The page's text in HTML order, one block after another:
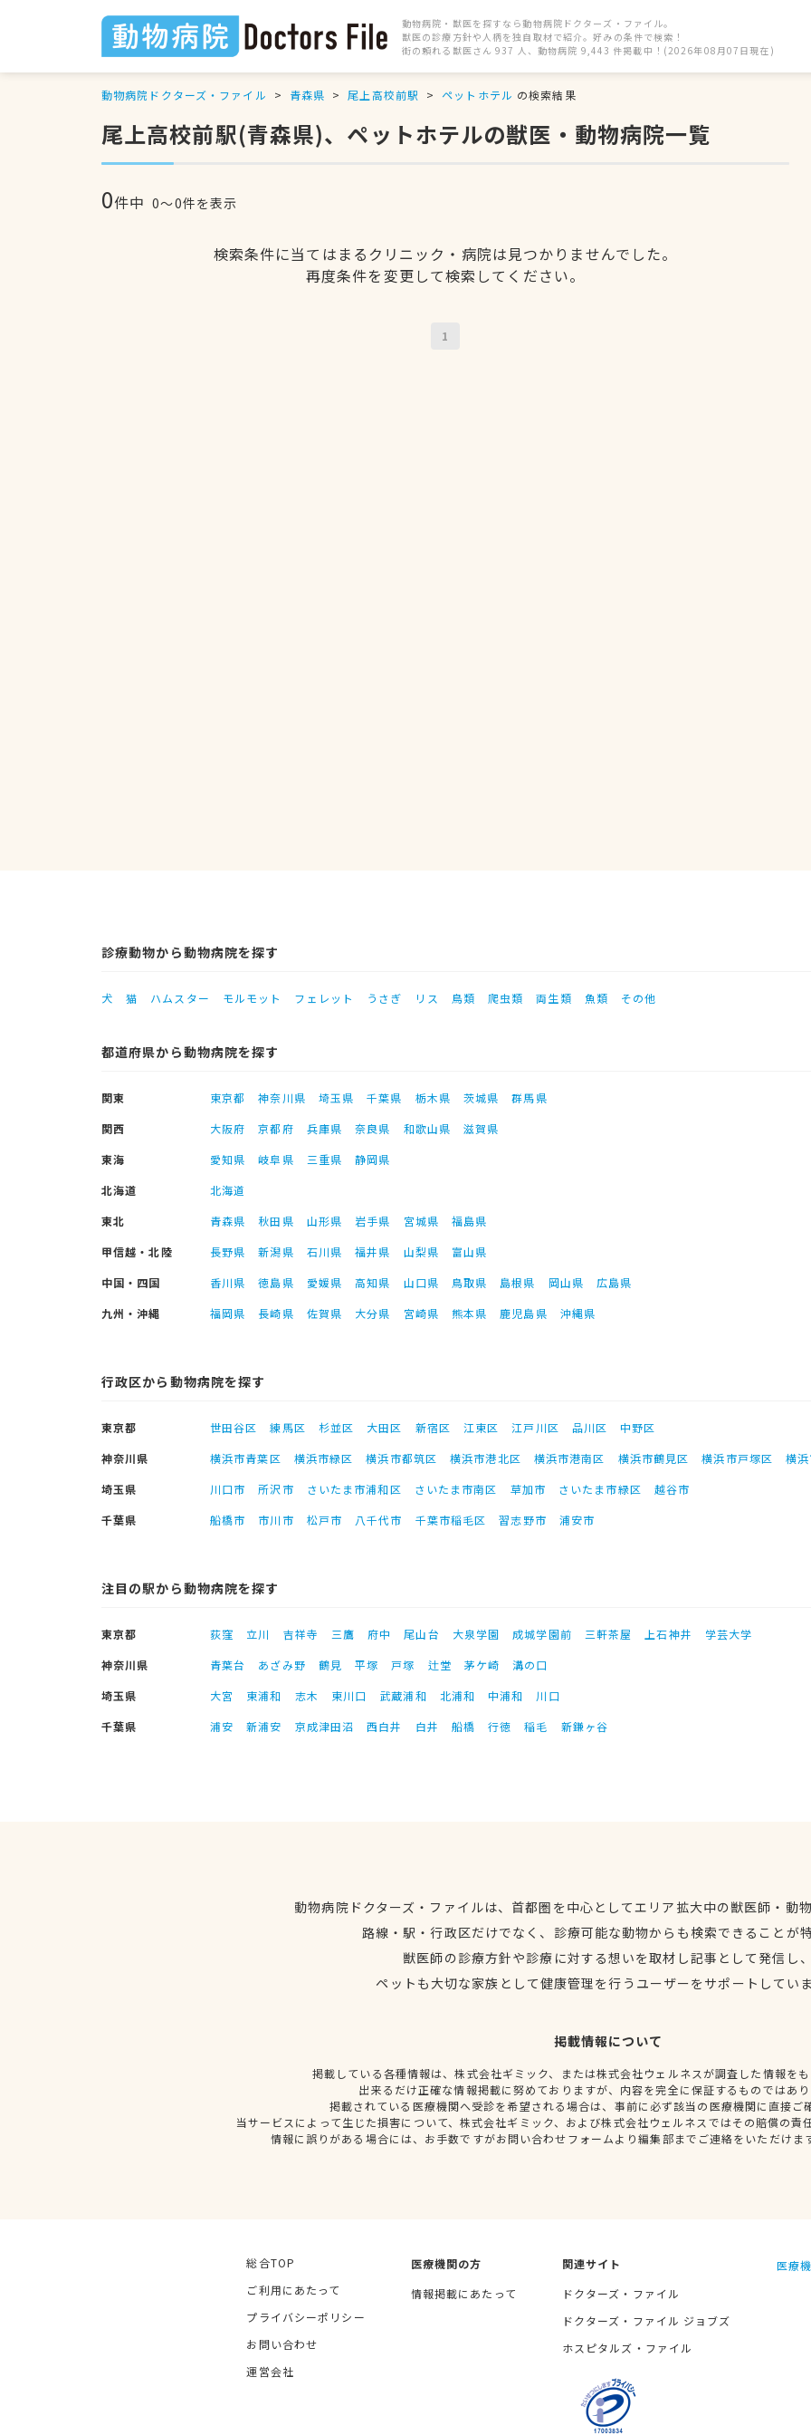
動物病院・獣医を探すなら動物病院ドクターズ・ファイル。
獣医の診療方針や人柄を独自取材で紹介。好みの条件で検索！
街の頼れる獣医さん 937 人、動物病院 9,443 件掲載中！(2026年08月07日現在)
動物病院ドクターズ・ファイル 青森県 尾上高校前駅 ペットホテル の検索結果
尾上高校前駅(青森県)、ペットホテルの獣医・動物病院一覧
0件中 0〜0件を表示
検索条件に当てはまるクリニック・病院は見つかりませんでした。
再度条件を変更して検索してください。
1
診療動物から動物病院を探す
犬 猫 ハムスター モルモット フェレット うさぎ リス 鳥類 爬虫類 両生類 魚類 その他
都道府県から動物病院を探す
関東 東京都 神奈川県 埼玉県 千葉県 栃木県 茨城県
群馬県
関西
大阪府 京都府 兵庫県 奈良県 和歌山県
滋賀県
東海
愛知県 岐阜県 三重県
静岡県
北海道
北海道
東北
青森県 秋田県 山形県 岩手県 宮城県
福島県
甲信越・北陸
長野県 新潟県 石川県 福井県 山梨県
富山県
中国・四国
香川県 徳島県 愛媛県 高知県 山口県 鳥取県 島根県 岡山県
広島県
九州・沖縄
福岡県 長崎県 佐賀県 大分県 宮崎県 熊本県 鹿児島県 沖縄県
行政区から動物病院を探す
東京都 世田谷区 練馬区 杉並区 大田区 新宿区 江東区 江戸川区 品川区
中野区
神奈川県
横浜市青葉区 横浜市緑区 横浜市都筑区 横浜市港北区 横浜市港南区 横浜市鶴見区 横浜市戸塚区
横
埼玉県
川口市 所沢市 さいたま市浦和区 さいたま市南区 草加市 さいたま市緑区
越谷市
千葉県
船橋市 市川市 松戸市 八千代市 千葉市稲毛区 習志野市 浦安市
注目の駅から動物病院を探す
東京都 荻窪 立川 吉祥寺 三鷹 府中 尾山台 大泉学園 成城学園前 三軒茶屋 上石神井
学芸大学
神奈川県
青葉台 あざみ野 鶴見 平塚 戸塚 辻堂 茅ケ崎
溝の口
埼玉県
大宮 東浦和 志木 東川口 武蔵浦和 北浦和 中浦和
川口
千葉県
浦安 新浦安 京成津田沼 西白井 白井 船橋 行徳 稲毛 新鎌ヶ谷
動物病院ドクターズ・ファイルは、首都圏を中心としてエリア拡大中の獣医師・動
路線・駅・行政区だけでなく、診療可能な動物からも検索できることが
獣医師の診療方針や診療に対する想いを取材し記事として発信し
ペットも大切な家族として健康管理を行うユーザーをサポートしてい
掲載情報について
掲載している各種情報は、株式会社ギミック、または株式会社ウェルネスが調査した情報を
出来るだけ正確な情報掲載に努めておりますが、内容を完全に保証するものではあ
掲載されている医療機関へ受診を希望される場合は、事前に必ず該当の医療機関に直接ご
当サービスによって生じた損害について、株式会社ギミック、および株式会社ウェルネスではその賠償の責
情報に誤りがある場合には、お手数ですがお問い合わせフォームより編集部までご連絡をいただけま
総合TOP
ご利用にあたって
プライバシーポリシー
お問い合わせ
運営会社
医療機関の方
情報掲載にあたって
関連サイト
ドクターズ・ファイル
ドクターズ・ファイル ジョブズ
ホスピタルズ・ファイル
医療